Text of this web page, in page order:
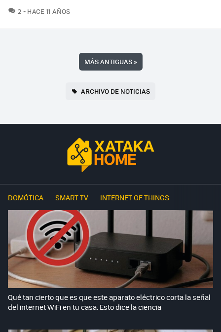
2 COMENTARIOS
HACE 11 AÑOS
MÁS ANTIGUAS»
ARCHIVO DE NOTICIAS
DOMÓTICA SMART TV INTERNET OF THINGS
Qué tan cierto que es que este aparato eléctrico corta la señal
del internet WiFi en tu casa. Esto dice la ciencia